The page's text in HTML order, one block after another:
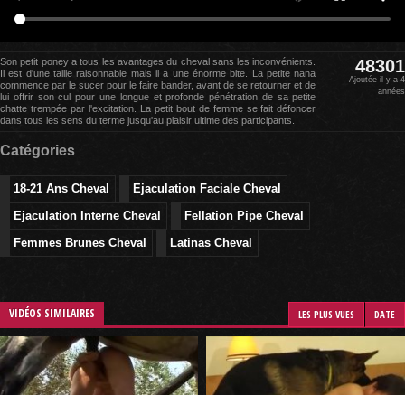
Son petit poney a tous les avantages du cheval sans les inconvénients.
Il est d'une taille raisonnable mais il a une énorme bite. La petite nana
commence par le sucer pour le faire bander, avant de se retourner et de
lui offrir son cul pour une longue et profonde pénétration de sa petite
chatte trempée par l'excitation. La petit bout de femme se fait défoncer
dans tous les sens du terme jusqu'au plaisir ultime des participants.
48301
Ajoutée il y a 4
années
Catégories
18-21 Ans Cheval
Ejaculation Faciale Cheval
Ejaculation Interne Cheval
Fellation Pipe Cheval
Femmes Brunes Cheval
Latinas Cheval
VIDÉOS SIMILAIRES LES PLUS VUES DATE